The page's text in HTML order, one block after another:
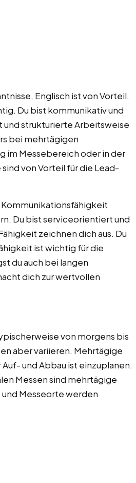
Englisch ist von Vorteil.
Du bist kommunikativ und
und strukturierte Arbeitsweise
bei mehrtägigen
im Messebereich oder in der
von Vorteil für die Lead-
Du bist serviceorientiert und
zeichnen dich aus. Du
ist wichtig für die
du auch bei langen
dich zur wertvollen
von morgens bis
aber variieren. Mehrtägige
und Abbau ist einzuplanen.
Messen sind mehrtägige
Messeorte werden